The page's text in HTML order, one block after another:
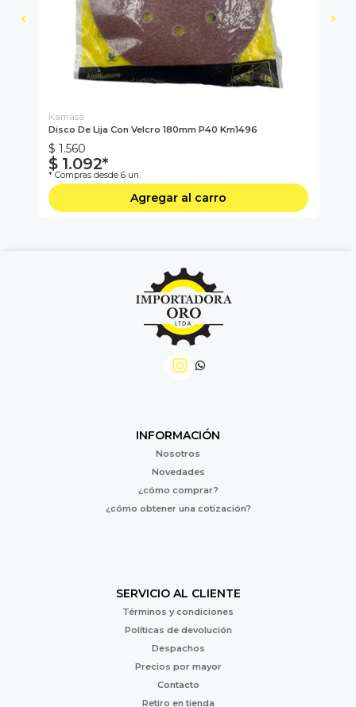
Kamasa
Disco De Lija Con Velcro 180mm P40 Km1496
$ 1.560
$ 1.092*
* Compras desde 6 un.
Agregar al carro
INFORMACIÓN
Nosotros
Novedades
¿cómo comprar?
¿cómo obtener una cotización?
SERVICIO AL CLIENTE
Términos y condiciones
Políticas de devolución
Despachos
Precios por mayor
Contacto
Retiro en tienda